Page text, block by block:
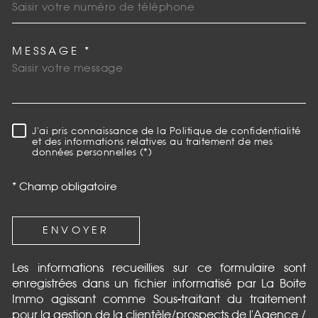
MESSAGE *
RÈGLEMENTATION
J'ai pris connaissance de la Politique de confidentialité
et des informations relatives au traitement de mes
données personnelles (*)
* Champ obligatoire
ENVOYER
Les informations recueillies sur ce formulaire sont
enregistrées dans un fichier informatisé par La Boite
Immo agissant comme Sous-traitant du traitement
pour la gestion de la clientèle/prospects de l'Agence /